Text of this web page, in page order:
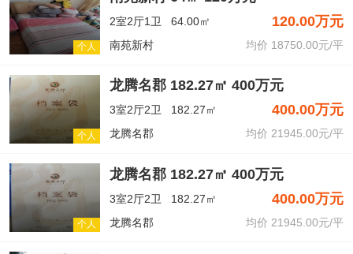
个人
2室2厅1卫 64.00㎡ 120.00万元
南苑新村 均价 18750.00元/平
个人
龙腾名郡 182.27㎡ 400万元
3室2厅2卫 182.27㎡ 400.00万元
龙腾名郡 均价 21945.00元/平
个人
龙腾名郡 182.27㎡ 400万元
3室2厅2卫 182.27㎡ 400.00万元
龙腾名郡 均价 21945.00元/平